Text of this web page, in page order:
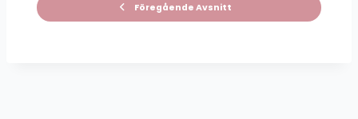
Föregående Avsnitt